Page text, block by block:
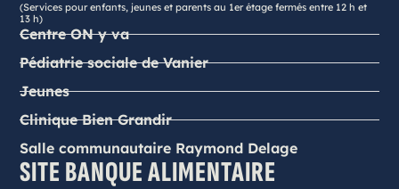
(Services pour enfants, jeunes et parents au 1er étage fermés entre 12 h et
13 h)
Centre ON y va
Pédiatrie sociale de Vanier
Jeunes
Clinique Bien Grandir
Salle communautaire Raymond Delage
SITE BANQUE ALIMENTAIRE